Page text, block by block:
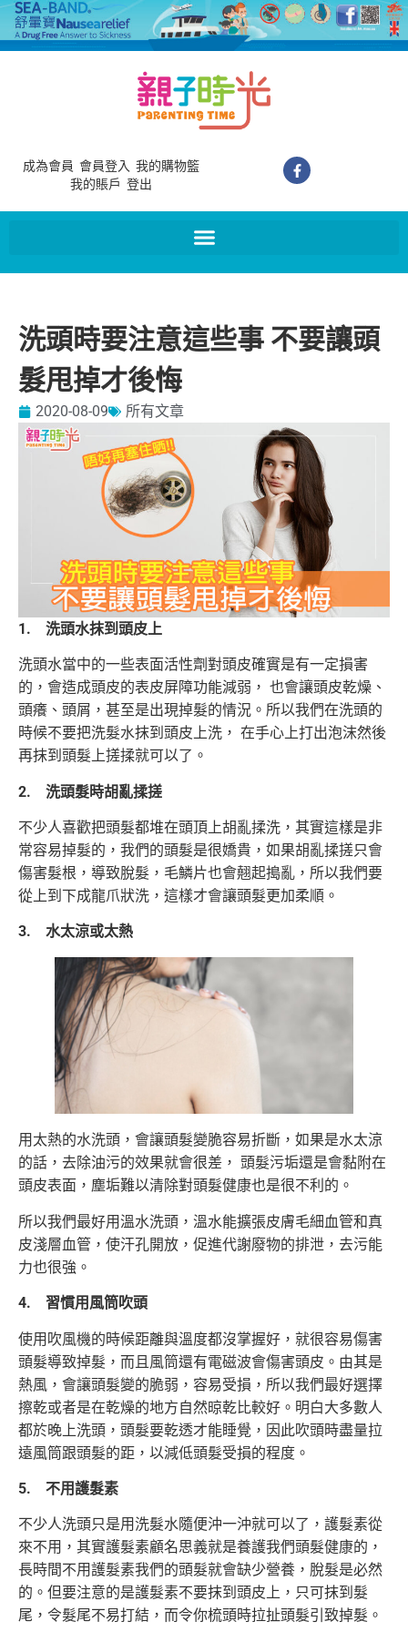
成為會員 會員登入 我的購物籃
我的賬戶 登出
洗頭時要注意這些事 不要讓頭
髮甩掉才後悔
2020-08-09 所有文章
1. 洗頭水抹到頭皮上
洗頭水當中的一些表面活性劑對頭皮確實是有一定損害
的，會造成頭皮的表皮屏障功能減弱， 也會讓頭皮乾燥、
頭癢、頭屑，甚至是出現掉髮的情況。所以我們在洗頭的
時候不要把洗髮水抹到頭皮上洗， 在手心上打出泡沫然後
再抹到頭髮上搓揉就可以了。
2. 洗頭髮時胡亂揉搓
不少人喜歡把頭髮都堆在頭頂上胡亂揉洗，其實這樣是非
常容易掉髮的，我們的頭髮是很嬌貴，如果胡亂揉搓只會
傷害髮根，導致脫髮，毛鱗片也會翹起搗亂，所以我們要
從上到下成龍爪狀洗，這樣才會讓頭髮更加柔順。
3. 水太涼或太熱
用太熱的水洗頭，會讓頭髮變脆容易折斷，如果是水太涼
的話，去除油污的效果就會很差， 頭髮污垢還是會黏附在
頭皮表面，塵垢難以清除對頭髮健康也是很不利的。
所以我們最好用溫水洗頭，溫水能擴張皮膚毛細血管和真
皮淺層血管，使汗孔開放，促進代謝廢物的排泄，去污能
力也很強。
4. 習慣用風筒吹頭
使用吹風機的時候距離與溫度都沒掌握好，就很容易傷害
頭髮導致掉髮，而且風筒還有電磁波會傷害頭皮。由其是
熱風，會讓頭髮變的脆弱，容易受損，所以我們最好選擇
擦乾或者是在乾燥的地方自然晾乾比較好。明白大多數人
都於晚上洗頭，頭髮要乾透才能睡覺，因此吹頭時盡量拉
遠風筒跟頭髮的距，以減低頭髮受損的程度。
5. 不用護髮素
不少人洗頭只是用洗髮水隨便沖一沖就可以了，護髮素從
來不用，其實護髮素顧名思義就是養護我們頭髮健康的，
長時間不用護髮素我們的頭髮就會缺少營養，脫髮是必然
的。但要注意的是護髮素不要抹到頭皮上，只可抹到髮
尾，令髮尾不易打結，而令你梳頭時拉扯頭髮引致掉髮。